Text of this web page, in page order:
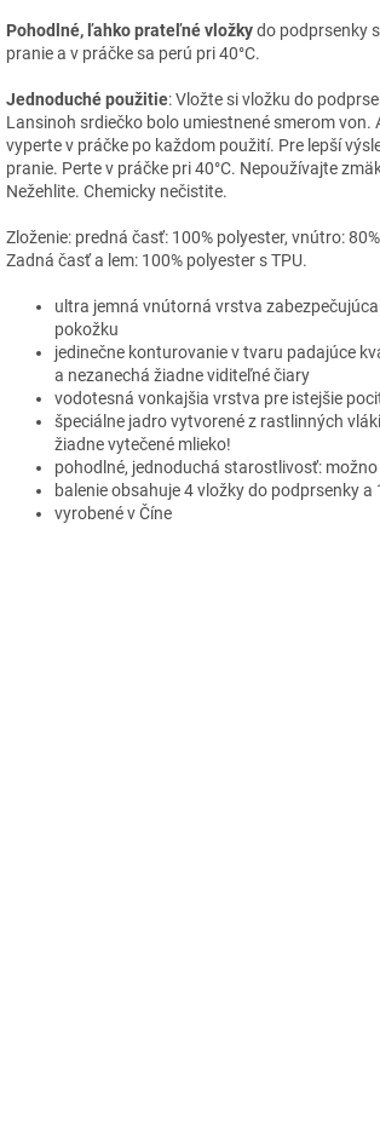
Pohodlné, ľahko prateľné vložkydo podprsenky
pranie a v práčke sa perú pri 40°C.
Jednoduché použitie: Vložte si vložku do
Lansinoh srdiečko bolo umiestnené smerom von.
vyperte v práčke po každom použití. Pre lepší
pranie. Perte v práčke pri 40°C. Nepoužívajte
Nežehlite. Chemicky nečistite.
Zloženie: predná časť: 100% polyester, vnútro:
Zadná časť a lem: 100% polyester s TPU.
ultra jemná vnútorná vrstva
pokožku
jedinečne konturovanie v tvaru padajúce
a nezanechá žiadne viditeľné čiary
vodotesná vonkajšia vrstva pre istejšie
špeciálne jadro vytvorené z rastlinných
žiadne vytečené mlieko!
pohodlné, jednoduchá starostlivosť:
balenie obsahuje 4 vložky do podprsenky
vyrobené v Číne